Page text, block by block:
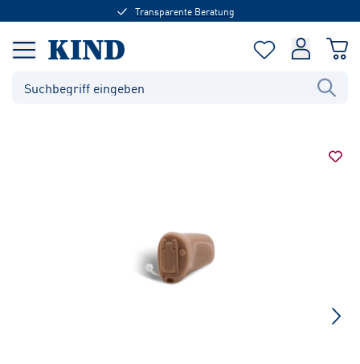
Transparente Beratung